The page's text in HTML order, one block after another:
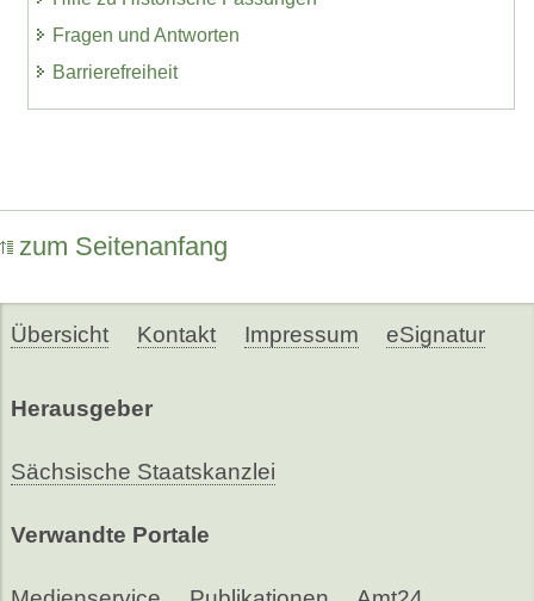
Fragen und Antworten
Barrierefreiheit
zum Seitenanfang
Übersicht Kontakt Impressum eSignatur
Herausgeber
Sächsische Staatskanzlei
Verwandte Portale